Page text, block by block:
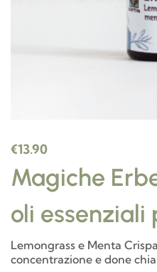
€13.90
Magiche
oli essenziali
Lemongrass e Menta
concentrazione e done